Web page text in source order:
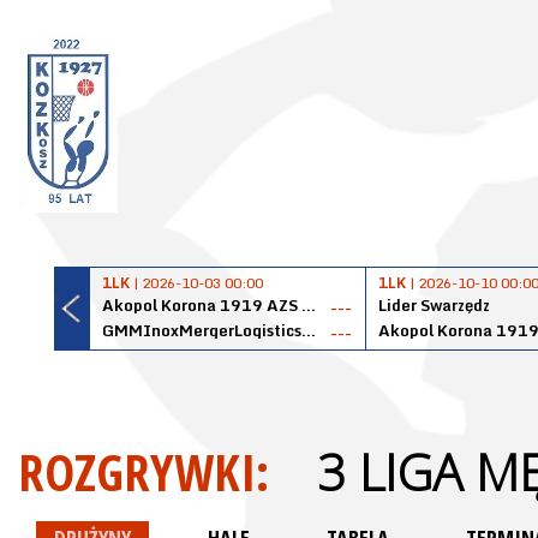
1LK | 2026-10-03 00:00
Akopol Korona 1919 AZS PK Kraków
---
GMMInoxMergerLogisticsPanteryŁańcut
---
1LK | 2026-10-10 00:00
Lider Swarzędz
ROZGRYWKI: 3 LIGA